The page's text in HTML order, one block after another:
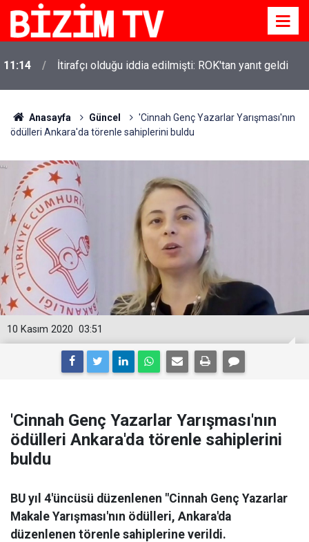
11:10 Yusuf Tekin açıkladı: YKS değişecek mi?
Anasayfa Güncel
'Cinnah Genç Yazarlar Yarışması'nın
ödülleri Ankara'da törenle sahiplerini buldu
03:51
10 Kasım 2020
'Cinnah Genç Yazarlar Yarışması'nın
ödülleri Ankara'da törenle sahiplerini
buldu
BU yıl 4'üncüsü düzenlenen "Cinnah Genç Yazarlar
Makale Yarışması'nın ödülleri, Ankara'da
düzenlenen törenle sahiplerine verildi.